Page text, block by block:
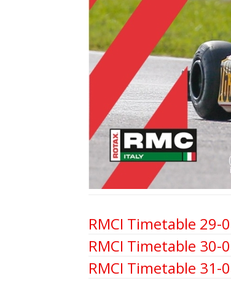
RMCI Timetable 29-
RMCI Timetable 30-
RMCI Timetable 31-